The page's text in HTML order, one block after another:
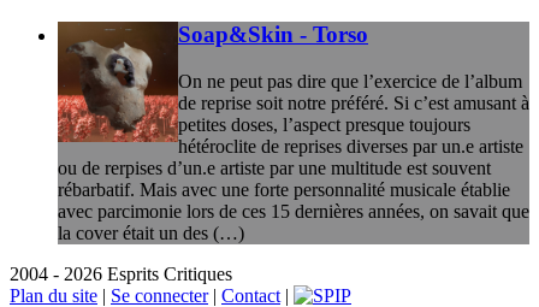
Soap&Skin - Torso
On ne peut pas dire que l’exercice de l’album
de reprise soit notre préféré. Si c’est amusant à
petites doses, l’aspect presque toujours
hétéroclite de reprises diverses par un.e artiste
ou de rerpises d’un.e artiste par une multitude est souvent
rébarbatif. Mais avec une forte personnalité musicale établie
avec parcimonie lors de ces 15 dernières années, on savait que
la cover était un des (…)
2004 - 2026 Esprits Critiques
Plan du site | Se connecter| Contact |